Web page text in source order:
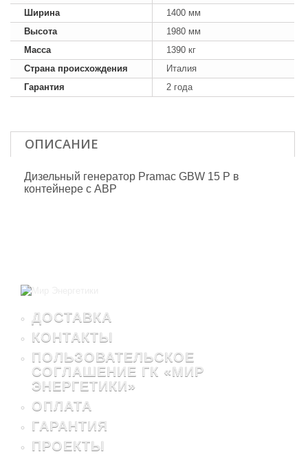
Ширина
1400 мм
Высота
1980 мм
Масса
1390 кг
Страна происхождения
Италия
Гарантия
2 года
ОПИСАНИЕ
Дизельный генератор Pramac GBW 15 P в
контейнере с АВР
ДОСТАВКА
КОНТАКТЫ
ПОЛЬЗОВАТЕЛЬСКОЕ
СОГЛАШЕНИЕ ГК «МИР
ЭНЕРГЕТИКИ»
ОПЛАТА
ГАРАНТИЯ
ПРОЕКТЫ